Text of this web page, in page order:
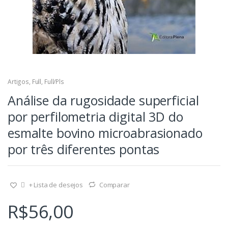
Artigos, Full, Full/Pls
Análise da rugosidade superficial
por perfilometria digital 3D do
esmalte bovino microabrasionado
por três diferentes pontas
+ Lista de desejos Comparar
R$56,00